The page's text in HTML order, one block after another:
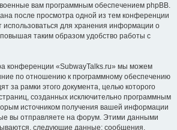
вам программным обеспечением phpBB.
после просмотра одной из тем конференции
использоваться для хранения информации о
таким образом удобство работы с
конференции «SubwayTalks.ru» мы можем
по отношению к программному обеспечению
за рамки этого документа, целью которого
созданных исключительно программным
источником получения вашей информации
вы отправляете на форум. Этими данными
следующие данные: сообщения,